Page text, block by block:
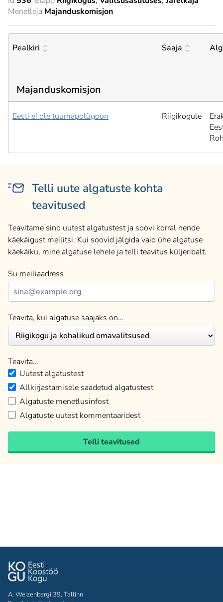
Menetleja Majanduskomisjon
Pealkiri Saaja
Majanduskomisjon
Eesti ei ole tuumapolügoon Riigikogule
Telli uute algatuste kohta
teavitused
Teavitame sind uutest algatustest ja soovi korral nende
käekäigust meilitsi. Kui soovid jälgida vaid ühe algatuse
käekäiku, mine algatuse lehele ja telli teavitus küljeribalt.
Su meiliaadress
Teavita, kui algatuse saajaks on…
Teavita…
Uutest algatustest
Allkirjastamisele saadetud algatustest
Algatuste menetlusinfost
Algatuste uutest kommentaaridest
Telli teavitused
A. Weizenbergi 39, Tallinn